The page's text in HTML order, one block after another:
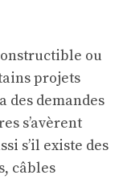
ou
projets
des demandes
s’avèrent
s’il existe des
câbles